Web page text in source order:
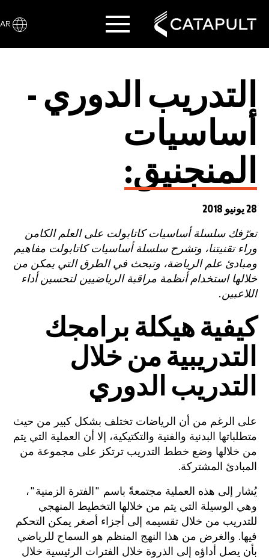
التدريب الدوري -
أساسيات
المنجنيق:
28 يونيو 2018
تعرّفك سلسلة أساسيات كاتابولت على العلم الكامن
وراء تقنيتنا، وتشرح سلسلة أساسيات كاتابولت مفاهيم
ومبادئ علم الرياضة، وتبحث في الطرق التي يمكن من
خلالها استخدام أنظمة مراقبة الرياضيين لتحسين أداء
اللاعبين.
كيفية هيكلة برامجك
التدريبية من خلال
التدريب الدوري
على الرغم من أن الرياضات تختلف بشكل كبير من حيث
متطلباتها البدنية والفنية والتكتيكية، إلا أن العملية التي يتم
من خلالها وضع خطط التدريب ترتكز على مجموعة من
المبادئ المشتركة.
يُشار إلى هذه العملية مجتمعةً باسم "الفترة الزمنية"،
وهي الوسيلة التي يتم من خلالها التخطيط المنهجي
للتدريب من خلال تقسيمه إلى أجزاء أصغر يمكن التحكم
فيها. والغرض من هذا النهج المنظم هو السماح للرياضي
بأن يصل أداؤه إلى الذروة خلال الفترات الرئيسية خلال